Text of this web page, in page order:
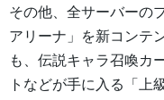
その他、全サーバーの
アリーナ」を新コンテ
も、伝説キャラ召喚カ
トなどが手に入る「上